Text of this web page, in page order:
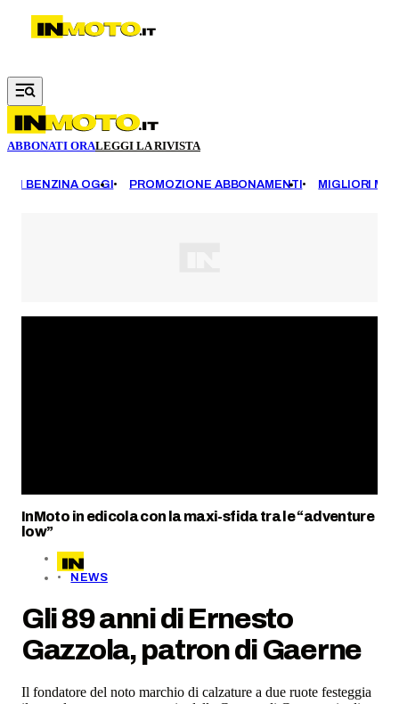
Vai al contenuto principale
ABBONATI ORALEGGI LA RIVISTA
BENZINA OGGI PROMOZIONE ABBONAMENTI MIGLIORI
InMoto in edicola con la maxi-sfida tra le “adventure
low”
NEWS
Gli 89 anni di Ernesto
Gazzola, patron di Gaerne
Il fondatore del noto marchio di calzature a due ruote festeggia